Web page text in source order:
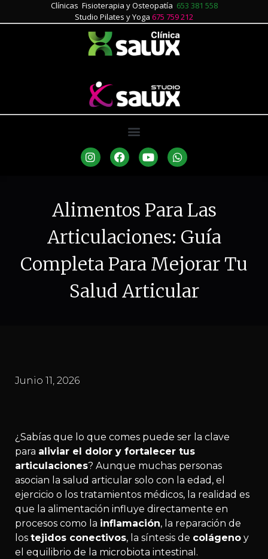
Clínicas Fisioterapia y Osteopatía 653 381 558
Studio Pilates y Yoga 675 759 212
Alimentos Para Las
Articulaciones: Guía
Completa Para Mejorar Tu
Salud Articular
Junio 11, 2026
¿Sabías que lo que comes puede ser la clave
para aliviar el dolor y fortalecer tus
articulaciones? Aunque muchas personas
asocian la salud articular solo con la edad, el
ejercicio o los tratamientos médicos, la realidad es
que la alimentación influye directamente en
procesos como la inflamación, la reparación de
los tejidos conectivos, la síntesis de colágeno y
el equilibrio de la microbiota intestinal.